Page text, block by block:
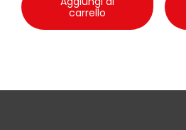
carrello